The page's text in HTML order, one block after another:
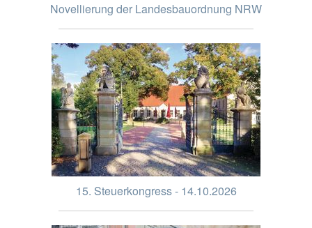
Novellierung der Landesbauordnung NRW
15. Steuerkongress - 14.10.2026